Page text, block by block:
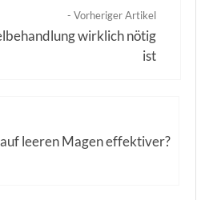
- Vorheriger Artikel
wirklich nötig
ist
leeren Magen effektiver?